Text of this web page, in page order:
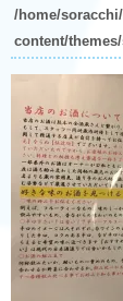
/home/
content/